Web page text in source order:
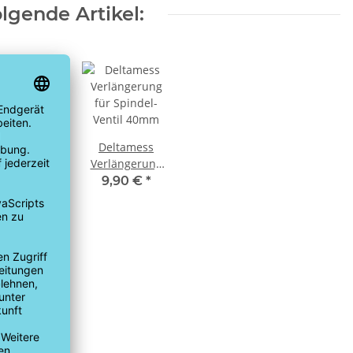
Artikel:
Koax
Gehäuse
Deltamess
Verlängerung
für Spindel-
9,90 € *